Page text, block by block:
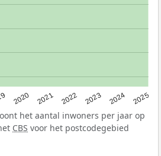
2020 2021 2022 2023 2024 2025
het aantal inwoners per jaar op
CBS voor het postcodegebied